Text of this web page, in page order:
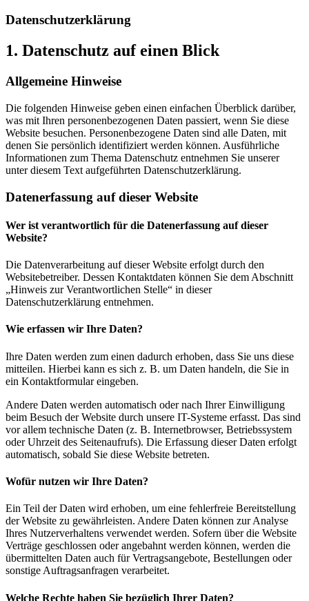
Datenschutz­erklärung
1. Datenschutz auf einen Blick
Allgemeine Hinweise
Die folgenden Hinweise geben einen einfachen Überblick darüber,
was mit Ihren personenbezogenen Daten passiert, wenn Sie diese
Website besuchen. Personenbezogene Daten sind alle Daten, mit
denen Sie persönlich identifiziert werden können. Ausführliche
Informationen zum Thema Datenschutz entnehmen Sie unserer
unter diesem Text aufgeführten Datenschutzerklärung.
Datenerfassung auf dieser Website
Wer ist verantwortlich für die Datenerfassung auf dieser
Website?
Die Datenverarbeitung auf dieser Website erfolgt durch den
Websitebetreiber. Dessen Kontaktdaten können Sie dem Abschnitt
„Hinweis zur Verantwortlichen Stelle“ in dieser
Datenschutzerklärung entnehmen.
Wie erfassen wir Ihre Daten?
Ihre Daten werden zum einen dadurch erhoben, dass Sie uns diese
mitteilen. Hierbei kann es sich z. B. um Daten handeln, die Sie in
ein Kontaktformular eingeben.
Andere Daten werden automatisch oder nach Ihrer Einwilligung
beim Besuch der Website durch unsere IT-Systeme erfasst. Das sind
vor allem technische Daten (z. B. Internetbrowser, Betriebssystem
oder Uhrzeit des Seitenaufrufs). Die Erfassung dieser Daten erfolgt
automatisch, sobald Sie diese Website betreten.
Wofür nutzen wir Ihre Daten?
Ein Teil der Daten wird erhoben, um eine fehlerfreie Bereitstellung
der Website zu gewährleisten. Andere Daten können zur Analyse
Ihres Nutzerverhaltens verwendet werden. Sofern über die Website
Verträge geschlossen oder angebahnt werden können, werden die
übermittelten Daten auch für Vertragsangebote, Bestellungen oder
sonstige Auftragsanfragen verarbeitet.
Welche Rechte haben Sie bezüglich Ihrer Daten?